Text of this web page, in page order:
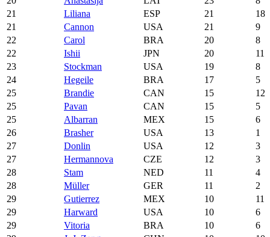
21
Liliana ESP 21
18
21
Cannon USA 21
9
22
Carol BRA 20
8
22
Ishii JPN 20
11
23
Stockman USA 19
8
24
Hegeile BRA 17
5
25
Brandie CAN 15
12
25
Pavan CAN 15
5
25
Albarran MEX 15
6
26
Brasher USA 13
1
27
Donlin USA 12
3
27
Hermannova CZE 12
3
28
Stam NED 11
4
28
Müller GER 11
2
29
Gutierrez MEX 10
11
29
Harward USA 10
6
29
Vitoria BRA 10
6